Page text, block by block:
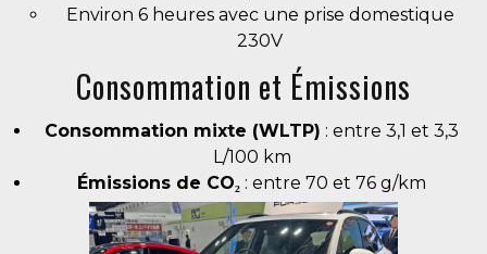
Environ 6 heures avec une prise domestique
230V
Consommation et Émissions
Consommation mixte (WLTP) : entre 3,1 et 3,3
L/100 km
Émissions de CO₂ : entre 70 et 76 g/km